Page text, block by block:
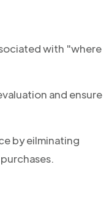
with "where
and ensure
by eilminating